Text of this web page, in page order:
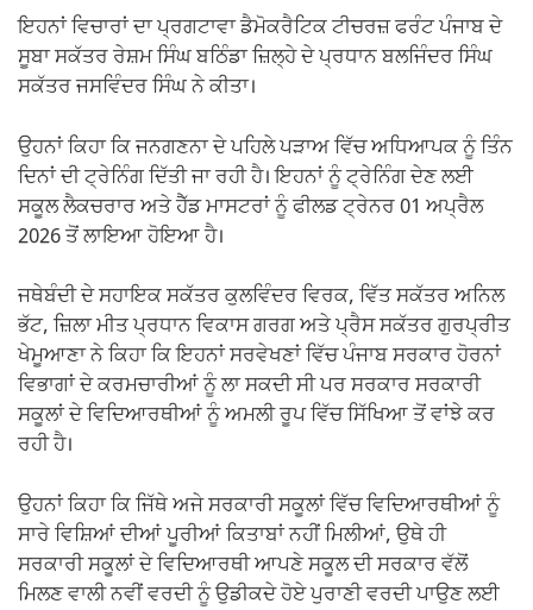
ਇਹਨਾਂ ਵਿਚਾਰਾਂ ਦਾ ਪ੍ਰਗਟਾਵਾ ਡੈਮੋਕਰੈਟਿਕ ਟੀਚਰਜ਼ ਫਰੰਟ ਪੰਜਾਬ ਦੇ
ਸੂਬਾ ਸਕੱਤਰ ਰੇਸ਼ਮ ਸਿੰਘ ਬਠਿੰਡਾ ਜ਼ਿਲ੍ਹੇ ਦੇ ਪ੍ਰਧਾਨ ਬਲਜਿੰਦਰ ਸਿੰਘ
ਸਕੱਤਰ ਜਸਵਿੰਦਰ ਸਿੰਘ ਨੇ ਕੀਤਾ।
ਉਹਨਾਂ ਕਿਹਾ ਕਿ ਜਨਗਣਨਾ ਦੇ ਪਹਿਲੇ ਪੜਾਅ ਵਿੱਚ ਅਧਿਆਪਕ ਨੂੰ ਤਿੰਨ
ਦਿਨਾਂ ਦੀ ਟ੍ਰੇਨਿੰਗ ਦਿੱਤੀ ਜਾ ਰਹੀ ਹੈ। ਇਹਨਾਂ ਨੂੰ ਟ੍ਰੇਨਿੰਗ ਦੇਣ ਲਈ
ਸਕੂਲ ਲੈਕਚਰਾਰ ਅਤੇ ਹੈੱਡ ਮਾਸਟਰਾਂ ਨੂੰ ਫੀਲਡ ਟ੍ਰੇਨਰ 01 ਅਪ੍ਰੈਲ
2026 ਤੋਂ ਲਾਇਆ ਹੋਇਆ ਹੈ।
ਜਥੇਬੰਦੀ ਦੇ ਸਹਾਇਕ ਸਕੱਤਰ ਕੁਲਵਿੰਦਰ ਵਿਰਕ, ਵਿੱਤ ਸਕੱਤਰ ਅਨਿਲ
ਭੱਟ, ਜ਼ਿਲਾ ਮੀਤ ਪ੍ਰਧਾਨ ਵਿਕਾਸ ਗਰਗ ਅਤੇ ਪ੍ਰੈਸ ਸਕੱਤਰ ਗੁਰਪ੍ਰੀਤ
ਖੇਮੂਆਣਾ ਨੇ ਕਿਹਾ ਕਿ ਇਹਨਾਂ ਸਰਵੇਖਣਾਂ ਵਿੱਚ ਪੰਜਾਬ ਸਰਕਾਰ ਹੋਰਨਾਂ
ਵਿਭਾਗਾਂ ਦੇ ਕਰਮਚਾਰੀਆਂ ਨੂੰ ਲਾ ਸਕਦੀ ਸੀ ਪਰ ਸਰਕਾਰ ਸਰਕਾਰੀ
ਸਕੂਲਾਂ ਦੇ ਵਿਦਿਆਰਥੀਆਂ ਨੂੰ ਅਮਲੀ ਰੂਪ ਵਿੱਚ ਸਿੱਖਿਆ ਤੋਂ ਵਾਂਝੇ ਕਰ
ਰਹੀ ਹੈ।
ਉਹਨਾਂ ਕਿਹਾ ਕਿ ਜਿੱਥੇ ਅਜੇ ਸਰਕਾਰੀ ਸਕੂਲਾਂ ਵਿੱਚ ਵਿਦਿਆਰਥੀਆਂ ਨੂੰ
ਸਾਰੇ ਵਿਸ਼ਿਆਂ ਦੀਆਂ ਪੂਰੀਆਂ ਕਿਤਾਬਾਂ ਨਹੀਂ ਮਿਲੀਆਂ, ਉਥੇ ਹੀ
ਸਰਕਾਰੀ ਸਕੂਲਾਂ ਦੇ ਵਿਦਿਆਰਥੀ ਆਪਣੇ ਸਕੂਲ ਦੀ ਸਰਕਾਰ ਵੱਲੋਂ
ਮਿਲਣ ਵਾਲੀ ਨਵੀਂ ਵਰਦੀ ਨੂੰ ਉਡੀਕਦੇ ਹੋਏ ਪੁਰਾਣੀ ਵਰਦੀ ਪਾਉਣ ਲਈ